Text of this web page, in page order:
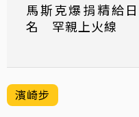
馬斯克爆捐精給
名 罕親上火線
濱崎步